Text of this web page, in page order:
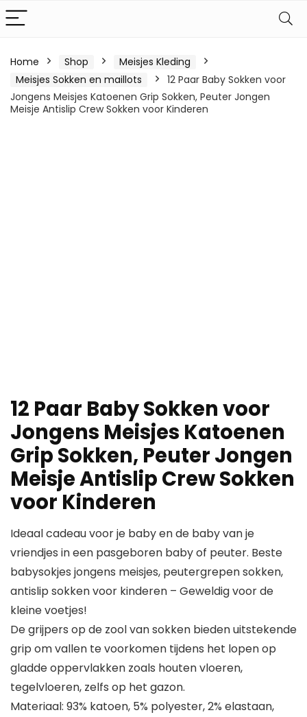
Home Shop
Meisjes Kleding
Meisjes Sokken en maillots
12 Paar Baby Sokken voor
Jongens Meisjes Katoenen Grip Sokken, Peuter Jongen
Meisje Antislip Crew Sokken voor Kinderen
12 Paar Baby Sokken voor
Jongens Meisjes Katoenen
Grip Sokken, Peuter Jongen
Meisje Antislip Crew Sokken
voor Kinderen
Ideaal cadeau voor je baby en de baby van je
vriendjes in een pasgeboren baby of peuter. Beste
babysokjes jongens meisjes, peutergrepen sokken,
antislip sokken voor kinderen – Geweldig voor de
kleine voetjes!
De grijpers op de zool van sokken bieden uitstekende
grip om vallen te voorkomen tijdens het lopen op
gladde oppervlakken zoals houten vloeren,
tegelvloeren, zelfs op het gazon.
Materiaal: 93% katoen, 5% polyester, 2% elastaan,